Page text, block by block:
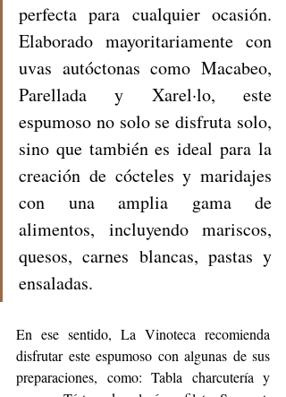
perfecta para cualquier ocasión.
Elaborado mayoritariamente con
uvas autóctonas como Macabeo,
Parellada y Xarel·lo, este
espumoso no solo se disfruta solo,
sino que también es ideal para la
creación de cócteles y maridajes
con una amplia gama de
alimentos, incluyendo mariscos,
quesos, carnes blancas, pastas y
ensaladas.
En ese sentido, La Vinoteca recomienda
disfrutar este espumoso con algunas de sus
preparaciones, como: Tabla charcutería y